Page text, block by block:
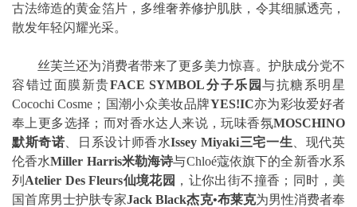
古法缔造的黄金箔片，多维奢养修护肌肤，令其细腻透亮，
散发年轻闪耀光采。
丝芙兰还为消费者带来了更多美力惊喜。护肤成分党不
容错过面膜新贵FACE SYMBOL分子乐园与抗糖系明星
Cocochi Cosme；国潮小众美妆品牌YES!IC亦为彩妆爱好者
奉上更多选择；而对香水达人来说，玩味香氛MOSCHINO
默斯奇诺 、日系设计师香水Issey Miyaki三宅一生 、现代英
伦香水Miller Harris米勒海诗与Chloé蔻依旗下的全新香水系
列 Atelier Des Fleurs仙境花园 ，让你出街不撞香；同时，美
国首席男士护肤专家Jack Black杰克•布莱克为男性消费者奉